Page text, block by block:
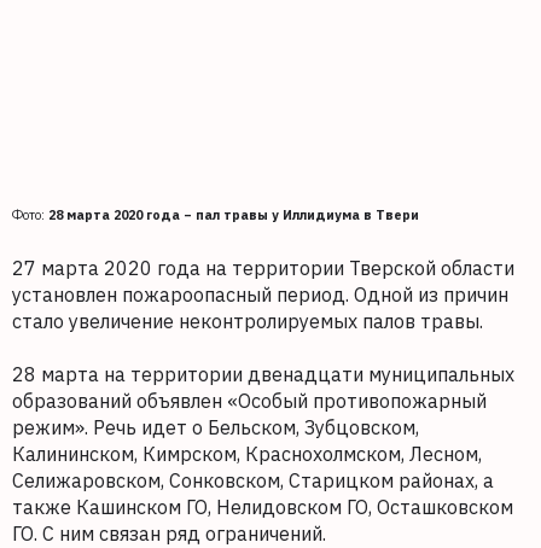
Фото: 28 марта 2020 года – пал травы у Иллидиума в Твери
27 марта 2020 года на территории Тверской области
установлен пожароопасный период. Одной из причин
стало увеличение неконтролируемых палов травы.
28 марта на территории двенадцати муниципальных
образований объявлен «Особый противопожарный
режим». Речь идет о Бельском, Зубцовском,
Калининском, Кимрском, Краснохолмском, Лесном,
Селижаровском, Сонковском, Старицком районах, а
также Кашинском ГО, Нелидовском ГО, Осташковском
ГО. С ним связан ряд ограничений.